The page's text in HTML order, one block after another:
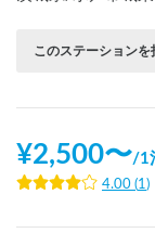
このステーションを
¥2,500〜/1
4.00 (1 )